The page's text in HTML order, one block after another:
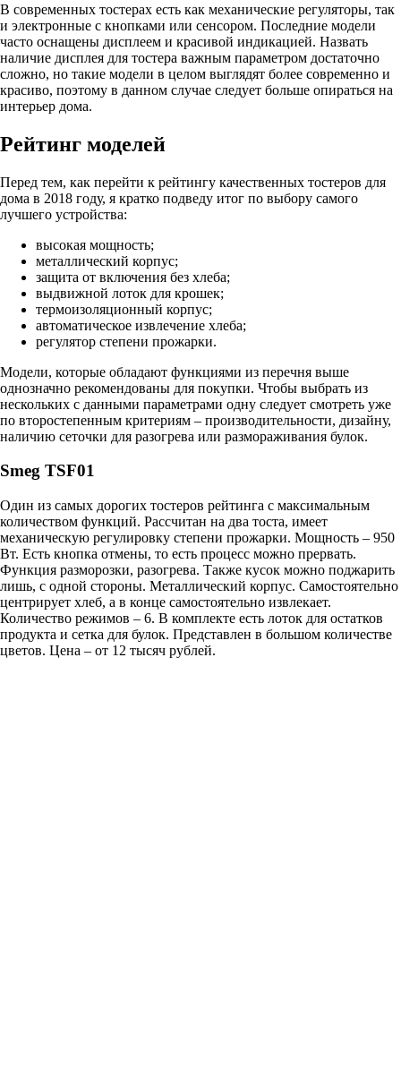
В современных тостерах есть как механические регуляторы, так
и электронные с кнопками или сенсором. Последние модели
часто оснащены дисплеем и красивой индикацией. Назвать
наличие дисплея для тостера важным параметром достаточно
сложно, но такие модели в целом выглядят более современно и
красиво, поэтому в данном случае следует больше опираться на
интерьер дома.
Рейтинг моделей
Перед тем, как перейти к рейтингу качественных тостеров для
дома в 2018 году, я кратко подведу итог по выбору самого
лучшего устройства:
высокая мощность;
металлический корпус;
защита от включения без хлеба;
выдвижной лоток для крошек;
термоизоляционный корпус;
автоматическое извлечение хлеба;
регулятор степени прожарки.
Модели, которые обладают функциями из перечня выше
однозначно рекомендованы для покупки. Чтобы выбрать из
нескольких с данными параметрами одну следует смотреть уже
по второстепенным критериям – производительности, дизайну,
наличию сеточки для разогрева или размораживания булок.
Smeg TSF01
Один из самых дорогих тостеров рейтинга с максимальным
количеством функций. Рассчитан на два тоста, имеет
механическую регулировку степени прожарки. Мощность – 950
Вт. Есть кнопка отмены, то есть процесс можно прервать.
Функция разморозки, разогрева. Также кусок можно поджарить
лишь, с одной стороны. Металлический корпус. Самостоятельно
центрирует хлеб, а в конце самостоятельно извлекает.
Количество режимов – 6. В комплекте есть лоток для остатков
продукта и сетка для булок. Представлен в большом количестве
цветов. Цена – от 12 тысяч рублей.